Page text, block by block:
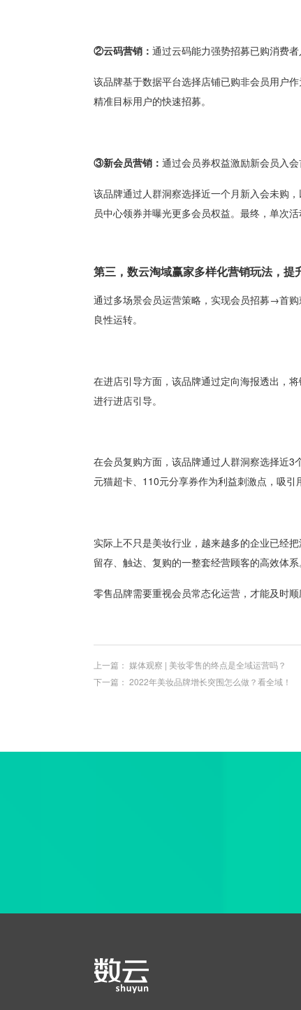
②云码营销：通过云码能力强势招募已购消费者
该品牌基于数据平台选择店铺已购非会员用户
精准目标用户的快速招募。
③新会员营销：通过会员券权益激励新会员入会
该品牌通过人群洞察选择近一个月新入会未购
员中心领券并曝光更多会员权益。最终，单次活
第三，数云淘域赢家多样化营销玩法，提
通过多场景会员运营策略，实现会员招募→首
良性运转。
在进店引导方面，该品牌通过定向海报透出，
进行进店引导。
在会员复购方面，该品牌通过人群洞察选择近
元猫超卡、110元分享券作为利益刺激点，吸引
实际上不只是美妆行业，越来越多的企业已经
留存、触达、复购的一整套经营顾客的高效体系
零售品牌需要重视会员常态化运营，才能及时
上一篇：媒体观察 | 美妆零售的终点是全域运营吗？
下一篇：2022年美妆品牌增长突围怎么做？看全域！